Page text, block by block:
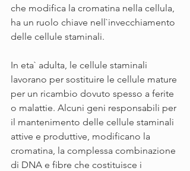
che modifica la cromatina nella cellula,
ha un ruolo chiave nell`invecchiamento
delle cellule staminali.
In eta` adulta, le cellule staminali
lavorano per sostituire le cellule mature
per un ricambio dovuto spesso a ferite
o malattie. Alcuni geni responsabili per
il mantenimento delle cellule staminali
attive e produttive, modificano la
cromatina, la complessa combinazione
di DNA e fibre che costituisce i